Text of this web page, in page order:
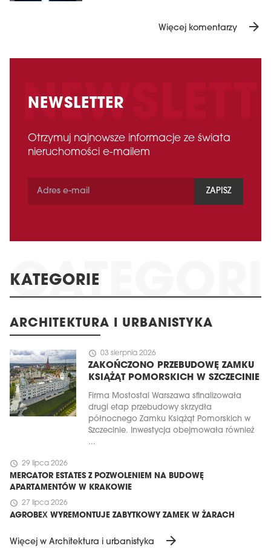
Więcej komentarzy arrow_forward
NEWSLETTER
Otrzymuj najnowsze informacje ze świata
nieruchomości e-mailem
ZAPISZ
KATEGORIE
ARCHITEKTURA I URBANISTYKA
schedule 03 sierpnia 2026
ZAKOŃCZONO PRZEBUDOWĘ ZAMKU
KSIĄŻĄT POMORSKICH W SZCZECINIE
Firma Mostostal Warszawa sfinalizowała
drugi etap przebudowy skrzydła
północnego Zamku Książąt Pomorskich w
Szczecinie. Inwestycja obejmowała również
...
schedule 29 lipca 2026
MERCATOR ESTATES Z POZWOLENIEM NA BUDOWĘ
APARTAMENTÓW W KRAKOWIE
schedule 27 lipca 2026
AGROBEX WYREMONTUJE ZABYTKOWY ZAMEK W ŻARACH
Więcej w Architektura i urbanistyka arrow_forward